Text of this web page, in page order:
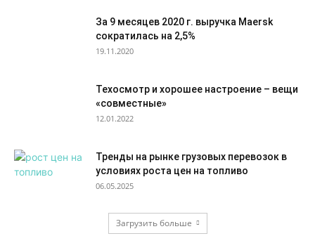
За 9 месяцев 2020 г. выручка Maersk
сократилась на 2,5%
19.11.2020
Техосмотр и хорошее настроение – вещи
«совместные»
12.01.2022
Тренды на рынке грузовых перевозок в
условиях роста цен на топливо
06.05.2025
Загрузить больше